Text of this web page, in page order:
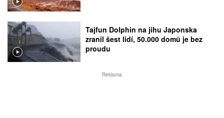
Tajfun Dolphin na jihu Japonska
zranil šest lidí, 50.000 domů je bez
proudu
Reklama